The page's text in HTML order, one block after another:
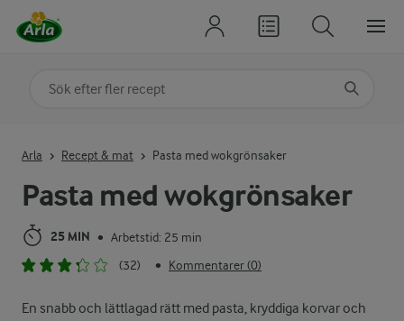
Pasta med wokgrönsaker
25 MIN • Arbetstid: 25 min
(32)
• Kommentarer (0)
En snabb och lättlagad rätt med pasta, kryddiga korvar och
Arla Recept & mat Pasta med wokgrönsaker
Sök på kategori eller ingrediens